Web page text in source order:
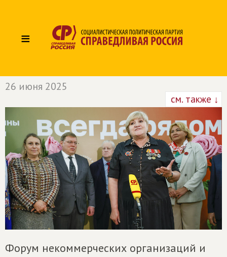
≡
26 июня 2025
см. также ↓
Форум некоммерческих организаций и